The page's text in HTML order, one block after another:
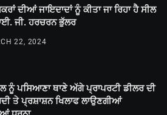
ਦੀਆਂ ਜਾਇਦਾਦਾਂ ਨੂੰ ਕੀਤਾ ਜਾ ਰਿਹਾ ਹੈ ਸੀਲ
ਜੀ. ਹਰਚਰਨ ਭੁੱਲਰ
22, 2024
ਨੂੰ ਪਸਿਆਣਾ ਥਾਣੇ ਅੱਗੇ ਪ੍ਰਾਪਰਟੀ ਡੀਲਰ ਦੀ
ਤੇ ਪ੍ਰਸ਼ਾਸ਼ਨ ਖਿਲਾਫ ਲਾਉਣਗੀਆਂ